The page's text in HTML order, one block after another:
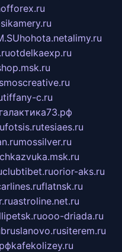
hohota.netalimy.ru
otdelkaexp.ru
tiffany-c.ru
галактика73.рф
fotsis.rutesiaes.ru
mossilver.ru
clubtibet.ruorior-aks.ru
flatnsk.ru
astroline.net.ru
ooo-driada.ru
bruslanovo.rusiterem.ru
kafekolizey.ru